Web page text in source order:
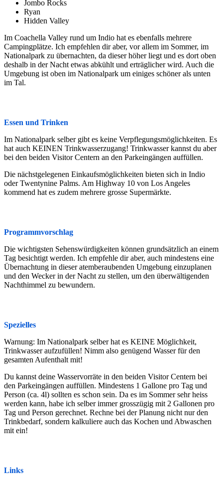
Jombo Rocks
Ryan
Hidden Valley
Im Coachella Valley rund um Indio hat es ebenfalls mehrere
Campingplätze. Ich empfehlen dir aber, vor allem im Sommer, im
Nationalpark zu übernachten, da dieser höher liegt und es dort oben
deshalb in der Nacht etwas abkühlt und erträglicher wird. Auch die
Umgebung ist oben im Nationalpark um einiges schöner als unten
im Tal.
Essen und Trinken
Im Nationalpark selber gibt es keine Verpflegungsmöglichkeiten. Es
hat auch KEINEN Trinkwasserzugang! Trinkwasser kannst du aber
bei den beiden Visitor Centern an den Parkeingängen auffüllen.
Die nächstgelegenen Einkaufsmöglichkeiten bieten sich in Indio
oder Twentynine Palms. Am Highway 10 von Los Angeles
kommend hat es zudem mehrere grosse Supermärkte.
Programmvorschlag
Die wichtigsten Sehenswürdigkeiten können grundsätzlich an einem
Tag besichtigt werden. Ich empfehle dir aber, auch mindestens eine
Übernachtung in dieser atemberaubenden Umgebung einzuplanen
und den Wecker in der Nacht zu stellen, um den überwältigenden
Nachthimmel zu bewundern.
Spezielles
Warnung: Im Nationalpark selber hat es KEINE Möglichkeit,
Trinkwasser aufzufüllen! Nimm also genügend Wasser für den
gesamten Aufenthalt mit!
Du kannst deine Wasservorräte in den beiden Visitor Centern bei
den Parkeingängen auffüllen. Mindestens 1 Gallone pro Tag und
Person (ca. 4l) sollten es schon sein. Da es im Sommer sehr heiss
werden kann, habe ich selber immer grosszügig mit 2 Gallonen pro
Tag und Person gerechnet. Rechne bei der Planung nicht nur den
Trinkbedarf, sondern kalkuliere auch das Kochen und Abwaschen
mit ein!
Links